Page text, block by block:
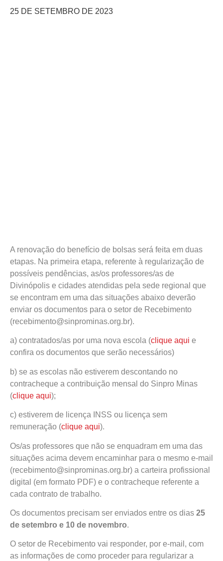
25 DE SETEMBRO DE 2023
A renovação do benefício de bolsas será feita em duas
etapas. Na primeira etapa, referente à regularização de
possíveis pendências, as/os professores/as de
Divinópolis e cidades atendidas pela sede regional que
se encontram em uma das situações abaixo deverão
enviar os documentos para o setor de Recebimento
(recebimento@sinprominas.org.br).
a) contratados/as por uma nova escola (clique aqui e
confira os documentos que serão necessários)
b) se as escolas não estiverem descontando no
contracheque a contribuição mensal do Sinpro Minas
(clique aqui);
c) estiverem de licença INSS ou licença sem
remuneração (clique aqui).
Os/as professores que não se enquadram em uma das
situações acima devem encaminhar para o mesmo e-mail
(recebimento@sinprominas.org.br) a carteira profissional
digital (em formato PDF) e o contracheque referente a
cada contrato de trabalho.
Os documentos precisam ser enviados entre os dias 25
de setembro e 10 de novembro.
O setor de Recebimento vai responder, por e-mail, com
as informações de como proceder para regularizar a